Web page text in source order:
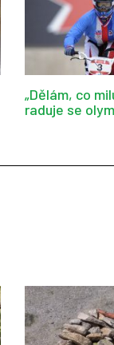
„Dělám, co
raduje se